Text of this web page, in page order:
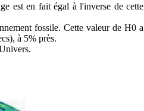
est en fait égal à l'inverse de cette
fossile. Cette valeur de H0 a
à 5% près.